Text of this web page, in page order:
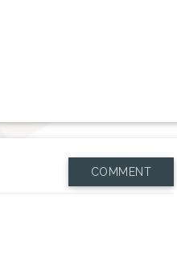
COMMENT